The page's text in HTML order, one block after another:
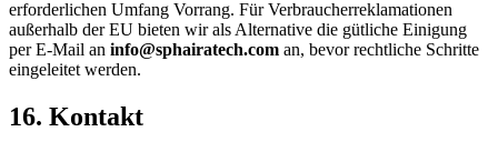
erforderlichen Umfang Vorrang. Für Verbraucherreklamationen
außerhalb der EU bieten wir als Alternative die gütliche Einigung
per E-Mail an info@sphairatech.com an, bevor rechtliche Schritte
eingeleitet werden.
16. Kontakt